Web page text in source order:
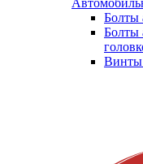
Болты
Болты
Винты